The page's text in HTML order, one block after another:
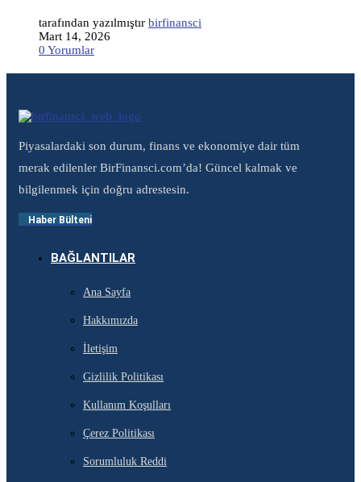
tarafından yazılmıştır birfinansci
Mart 14, 2026
0 Yorumlar
Piyasalardaki son durum, finans ve ekonomiye dair tüm
merak edilenler BirFinansci.com’da! Güncel kalmak ve
bilgilenmek için doğru adrestesin.
Haber Bülteni
BAĞLANTILAR
Ana Sayfa
Hakkımızda
İletişim
Gizlilik Politikası
Kullanım Koşulları
Çerez Politikası
Sorumluluk Reddi